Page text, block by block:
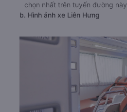
chọn nhất trên tuyến đường
b. Hình ảnh xe Liên Hưng